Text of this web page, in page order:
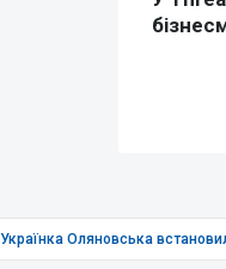
Українка Оляновська